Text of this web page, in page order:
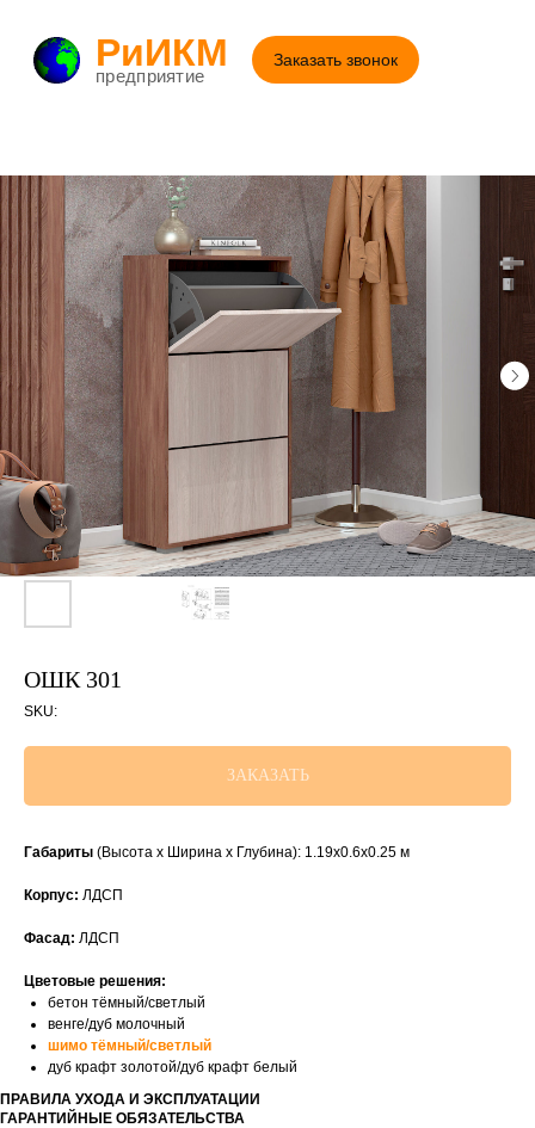
Заказать звонок
РиИКМ
предприятие
ОШК 301
SKU:
ЗАКАЗАТЬ
Габариты (Высота х Ширина х Глубина): 1.19х0.6х0.25 м
Корпус: ЛДСП
Фасад: ЛДСП
Цветовые решения:
бетон тёмный/светлый
венге/дуб молочный
шимо тёмный/светлый
дуб крафт золотой/дуб крафт белый
ПРАВИЛА УХОДА И ЭКСПЛУАТАЦИИ
ГАРАНТИЙНЫЕ ОБЯЗАТЕЛЬСТВА